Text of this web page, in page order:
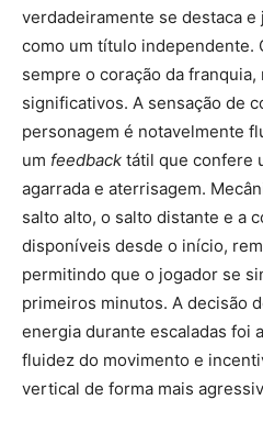
verdadeiramente se destaca
como um título independente.
sempre o coração da
significativos. A sensação de
personagem é notavelmente
um feedback tátil que confere
agarrada e aterrisagem.
salto alto, o salto distante e a
disponíveis desde o início,
permitindo que o jogador se
primeiros minutos. A decisão
energia durante escaladas foi
fluidez do movimento e
vertical de forma mais